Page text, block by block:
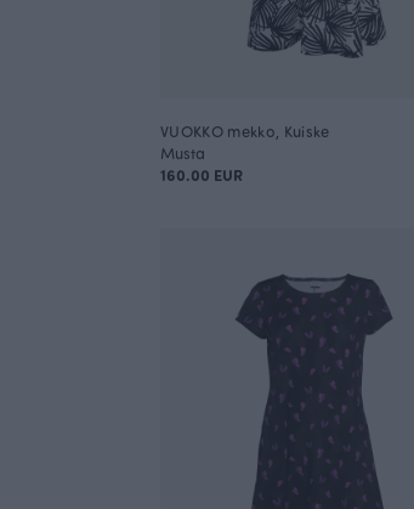
VUOKKO mekko, Kuiske
Musta
160.00 EUR